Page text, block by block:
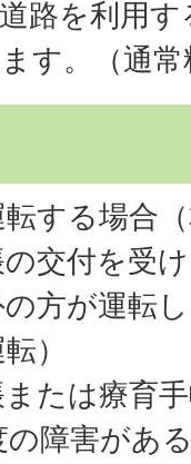
路を利用
す。（通
する場合
交付を受
方が運転
）
たは療育
障害があ